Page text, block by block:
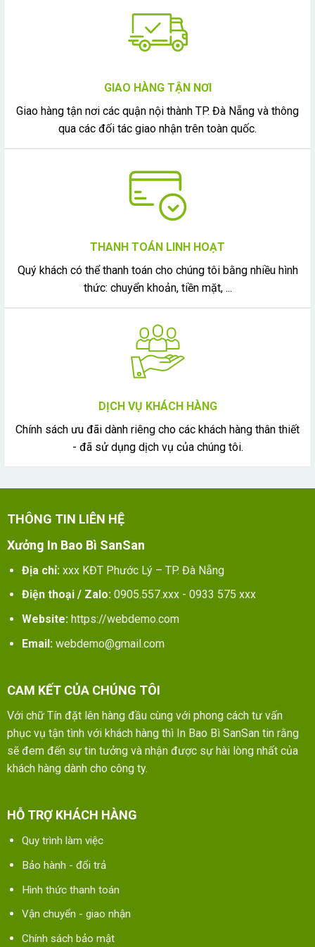
GIAO HÀNG TẬN NƠI
Giao hàng tận nơi các quận nội thành TP. Đà Nẵng và thông
qua các đối tác giao nhận trên toàn quốc.
THANH TOÁN LINH HOẠT
Quý khách có thể thanh toán cho chúng tôi bằng nhiều hình
thức: chuyển khoản, tiền mặt, ...
DỊCH VỤ KHÁCH HÀNG
Chính sách ưu đãi dành riêng cho các khách hàng thân thiết
- đã sử dụng dịch vụ của chúng tôi.
THÔNG TIN LIÊN HỆ
Xưởng In Bao Bì SanSan
Địa chỉ:xxx KĐT Phước Lý – TP. Đà Nẵng
Điện thoại / Zalo:0905.557.xxx - 0933 575 xxx
Website: https://webdemo.com
Email:webdemo@gmail.com
CAM KẾT CỦA CHÚNG TÔI
Với chữ Tín đặt lên hàng đầu cùng với phong cách tư vấn
phục vụ tận tình với khách hàng thì In Bao Bì SanSan tin rằng
sẽ đem đến sự tin tưởng và nhận được sự hài lòng nhất của
khách hàng dành cho công ty.
HỖ TRỢ KHÁCH HÀNG
Quy trình làm việc
Bảo hành - đổi trả
Hình thức thanh toán
Vận chuyển - giao nhận
Chính sách bảo mật